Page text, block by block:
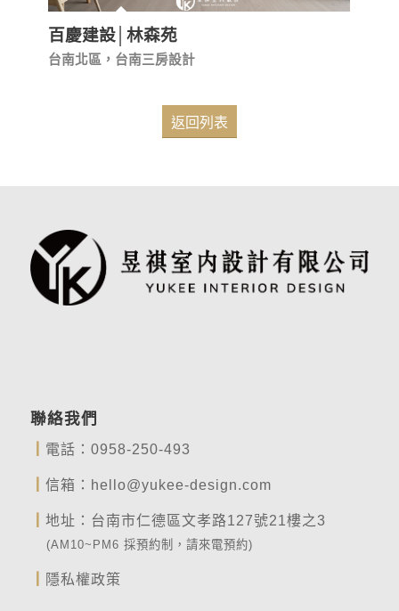
百慶建設│林森苑
台南北區，台南三房設計
返回列表
聯絡我們
電話： 0958-250-493
信箱： hello@yukee-design.com
地址：台南市仁德區文孝路127號21樓之3
(AM10~PM6 採預約制，請來電預約)
隱私權政策